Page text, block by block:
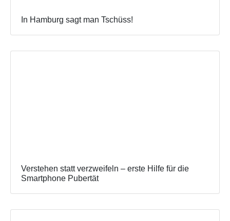
In Hamburg sagt man Tschüss!
Verstehen statt verzweifeln – erste Hilfe für die
Smartphone Pubertät